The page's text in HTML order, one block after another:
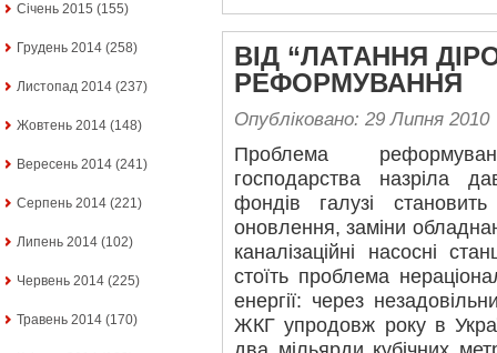
Січень 2015 (155)
Грудень 2014 (258)
Листопад 2014 (237)
Жовтень 2014 (148)
Вересень 2014 (241)
Серпень 2014 (221)
Липень 2014 (102)
Червень 2014 (225)
Травень 2014 (170)
ВІД “ЛАТАННЯ
РЕФОРМУВАННЯ
Опубліковано: 29 Липня 2010
Проблема
господарства назріла
фондів галузі
оновлення, заміни
каналізаційні насосні
стоїть проблема
енергії: через
ЖКГ упродовж року в